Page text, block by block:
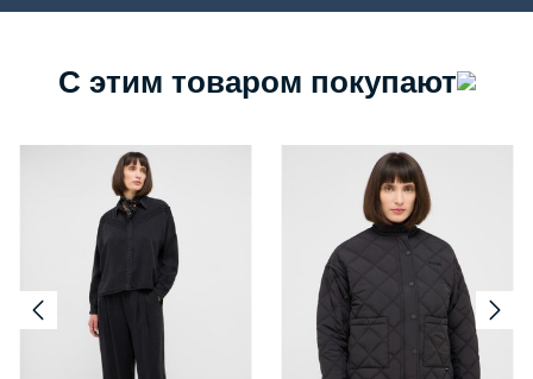
С этим товаром покупают